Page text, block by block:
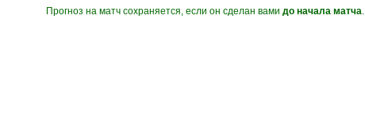
Прогноз на матч сохраняется, если он сделан вами до начала матча.